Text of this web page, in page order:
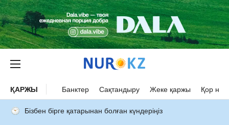
ҚАРЖЫ Банктер Сақтандыру Жеке қаржы Қор
Бізбен бірге қатарынан болған күндеріңіз